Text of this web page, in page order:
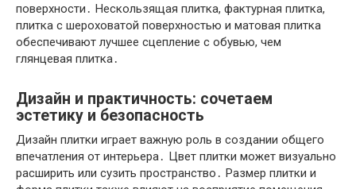
поверхности․ Нескользящая плитка, фактурная плитка,
плитка с шероховатой поверхностью и матовая плитка
обеспечивают лучшее сцепление с обувью, чем
глянцевая плитка․
Дизайн и практичность: сочетаем
эстетику и безопасность
Дизайн плитки играет важную роль в создании общего
впечатления от интерьера․ Цвет плитки может визуально
расширить или сузить пространство․ Размер плитки и